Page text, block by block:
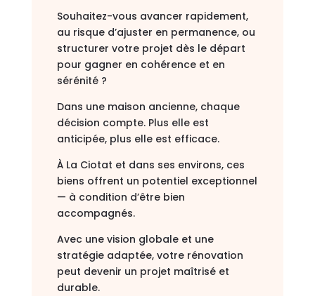
Souhaitez-vous avancer rapidement,
au risque d’ajuster en permanence, ou
structurer votre projet dès le départ
pour gagner en cohérence et en
sérénité ?
Dans une maison ancienne, chaque
décision compte. Plus elle est
anticipée, plus elle est efficace.
À La Ciotat et dans ses environs, ces
biens offrent un potentiel exceptionnel
— à condition d’être bien
accompagnés.
Avec une vision globale et une
stratégie adaptée, votre rénovation
peut devenir un projet maîtrisé et
durable.